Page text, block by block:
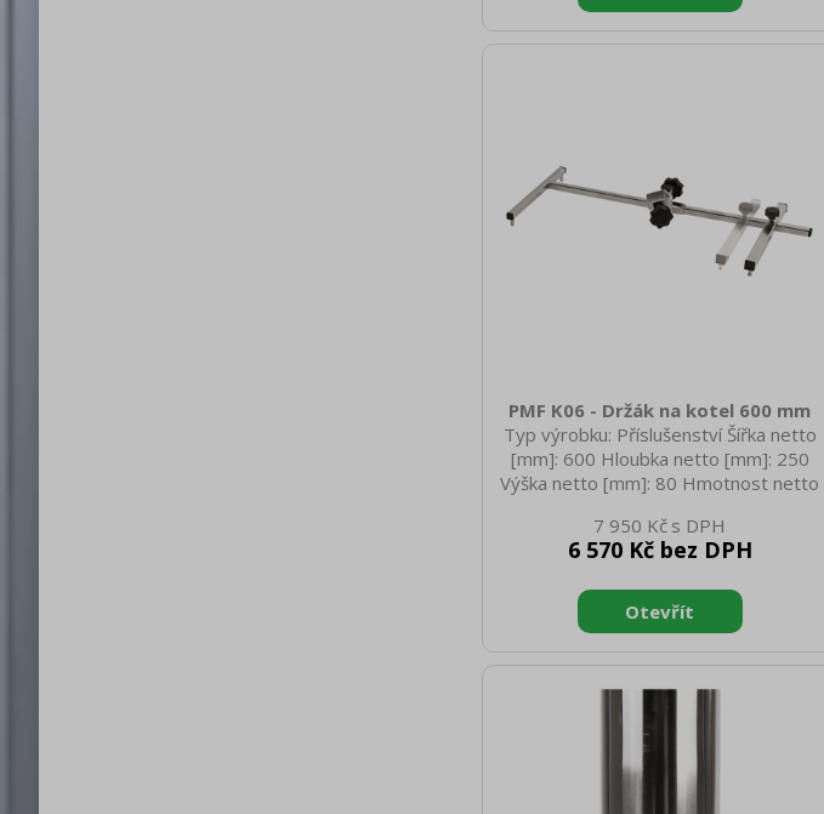
PMF K06 - Držák na kotel 600 mm
Typ výrobku: Příslušenství Šířka netto
[mm]: 600 Hloubka netto [mm]: 250
Výška netto [mm]: 80 Hmotnost netto
Hloubka brutto [mm]: 250 Výška brutto
[mm]: 80 Hmotnost brutto [kg]: 2.30
7 950 Kč
6 570 Kč bez DPH